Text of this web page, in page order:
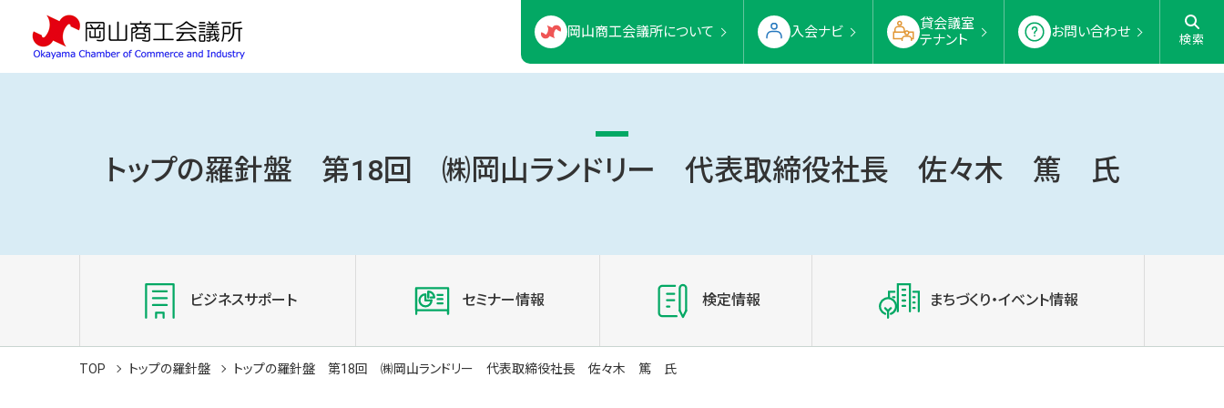
岡山商工会議所について 入会ナビ
貸会議室
テナント
お問い合わせ 検索
トップの羅針盤 第18回 ㈱岡山ランドリー 代表取締役社長 佐々木 篤 氏
ビジネスサポート セミナー情報 検定情報 まちづくり・イベント情報
TOP トップの羅針盤 トップの羅針盤 第18回 ㈱岡山ランドリー 代表取締役社長 佐々木 篤 氏